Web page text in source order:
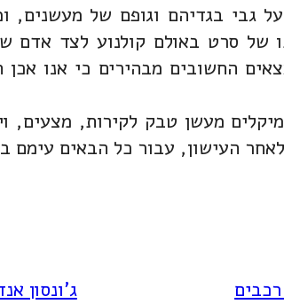
גבי בגדיהם וגופם של מעשנים,
סרט באולם קולנוע לצד אדם
המקבילים לעישון 10-1 סיגריות. הממצאים
מעשן טבק לקירות, מצעים,
העישון, עבור כל הבאים
ג'ונסון